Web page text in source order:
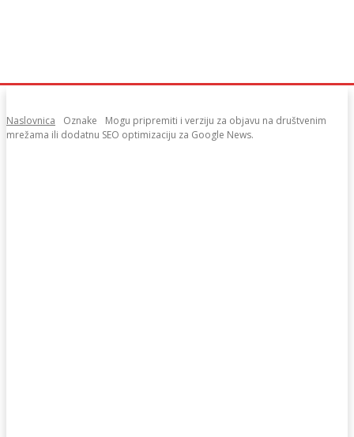
Naslovnica Oznake
Mogu pripremiti i verziju za objavu na društvenim
mrežama ili dodatnu SEO optimizaciju za Google News.